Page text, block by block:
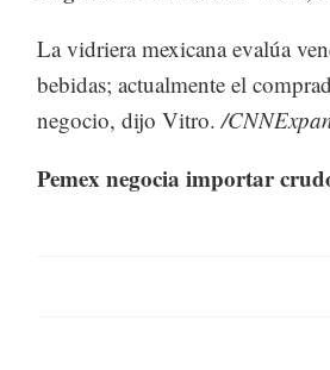
La vidriera mexicana evalúa
bebidas; actualmente el
negocio, dijo Vitro./
Pemex negocia importar